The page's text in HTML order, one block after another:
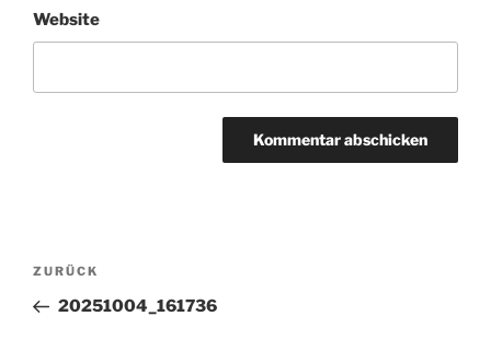
Website
Beitragsnavigation
Vorheriger
Beitrag
ZURÜCK
20251004_161736